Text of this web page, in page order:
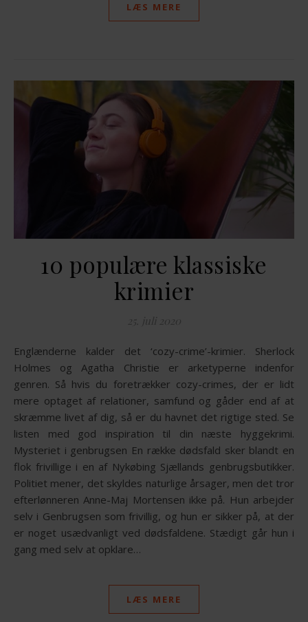
LÆS MERE
10 populære klassiske
krimier
25. juli 2020
Englænderne kalder det ‘cozy-crime’-krimier. Sherlock
Holmes og Agatha Christie er arketyperne indenfor
genren. Så hvis du foretrækker cozy-crimes, der er lidt
mere optaget af relationer, samfund og gåder end af at
skræmme livet af dig, så er du havnet det rigtige sted. Se
listen med god inspiration til din næste hyggekrimi.
Mysteriet i genbrugsen En række dødsfald sker blandt en
flok frivillige i en af Nykøbing Sjællands genbrugsbutikker.
Politiet mener, det skyldes naturlige årsager, men det tror
efterlønneren Anne-Maj Mortensen ikke på. Hun arbejder
selv i Genbrugsen som frivillig, og hun er sikker på, at der
er noget usædvanligt ved dødsfaldene. Stædigt går hun i
gang med selv at opklare…
LÆS MERE